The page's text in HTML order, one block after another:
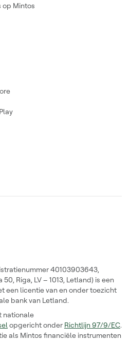
op Mintos
40103903643,
Riga, LV – 1013, Letland) is een
een licentie van en onder toezicht
bank van Letland.
nationale
opgericht onder Richtlijn 97/9/EC.
als Mintos financiële instrumenten